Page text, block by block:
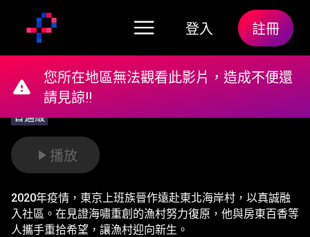
登入 註冊
普遍級
播放
2020年疫情，東京上班族晉作遠赴東北海岸村，以真誠融
入社區。在見證海嘯重創的漁村努力復原，他與房東百香等
人攜手重拾希望，讓漁村迎向新生。
您所在地區無法觀看此影片，造成不便還
請見諒!!